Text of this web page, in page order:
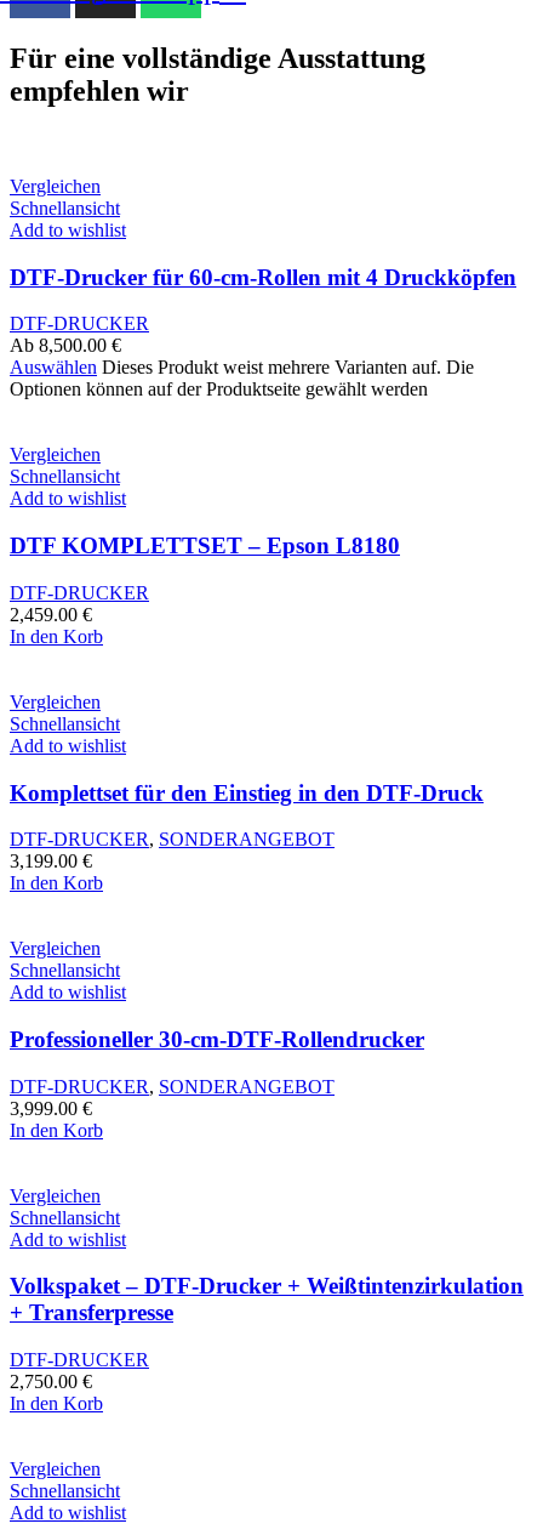
Für eine vollständige Ausstattung
empfehlen wir
Vergleichen
Schnellansicht
Add to wishlist
DTF-Drucker für 60-cm-Rollen mit 4 Druckköpfen
DTF-DRUCKER
Ab 8,500.00 €
Auswählen Dieses Produkt weist mehrere Varianten auf. Die
Optionen können auf der Produktseite gewählt werden
Vergleichen
Schnellansicht
Add to wishlist
DTF KOMPLETTSET – Epson L8180
DTF-DRUCKER
2,459.00 €
In den Korb
Vergleichen
Schnellansicht
Add to wishlist
Komplettset für den Einstieg in den DTF-Druck
DTF-DRUCKER, SONDERANGEBOT
3,199.00 €
In den Korb
Vergleichen
Schnellansicht
Add to wishlist
Professioneller 30-cm-DTF-Rollendrucker
DTF-DRUCKER, SONDERANGEBOT
3,999.00 €
In den Korb
Vergleichen
Schnellansicht
Add to wishlist
Volkspaket – DTF-Drucker + Weißtintenzirkulation
+ Transferpresse
DTF-DRUCKER
2,750.00 €
In den Korb
Vergleichen
Schnellansicht
Add to wishlist